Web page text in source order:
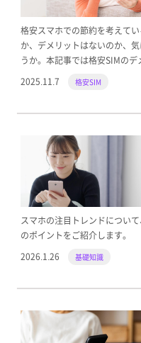
格安スマホでの節約を考えて
か、デメリットはないのか、
うか。本記事では格安SIMのデ
2025.11.7
格安SIM
スマホの注目トレンドについ
のポイントをご紹介します。
2026.1.26
基礎知識